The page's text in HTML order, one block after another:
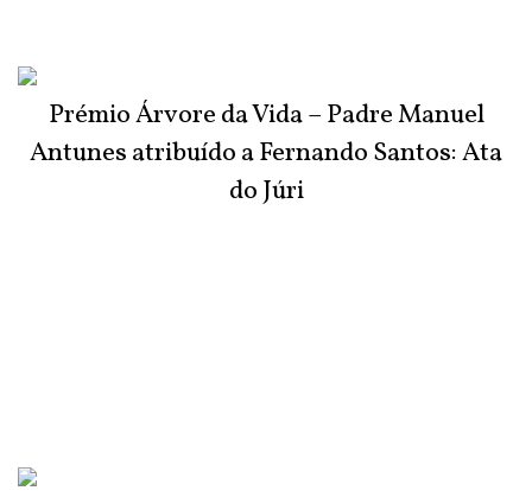
Prémio Árvore da Vida – Padre Manuel
Antunes atribuído a Fernando Santos: Ata
do Júri